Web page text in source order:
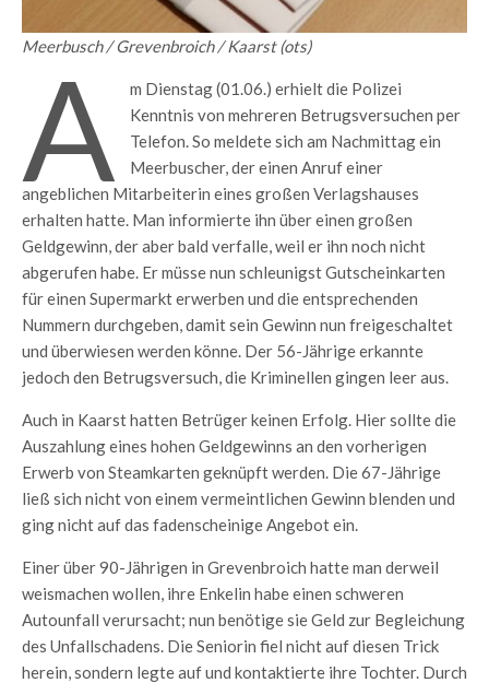
Meerbusch / Grevenbroich / Kaarst (ots)
A
m Dienstag (01.06.) erhielt die Polizei
Kenntnis von mehreren Betrugsversuchen per
Telefon. So meldete sich am Nachmittag ein
Meerbuscher, der einen Anruf einer
angeblichen Mitarbeiterin eines großen Verlagshauses
erhalten hatte. Man informierte ihn über einen großen
Geldgewinn, der aber bald verfalle, weil er ihn noch nicht
abgerufen habe. Er müsse nun schleunigst Gutscheinkarten
für einen Supermarkt erwerben und die entsprechenden
Nummern durchgeben, damit sein Gewinn nun freigeschaltet
und überwiesen werden könne. Der 56-Jährige erkannte
jedoch den Betrugsversuch, die Kriminellen gingen leer aus.
Auch in Kaarst hatten Betrüger keinen Erfolg. Hier sollte die
Auszahlung eines hohen Geldgewinns an den vorherigen
Erwerb von Steamkarten geknüpft werden. Die 67-Jährige
ließ sich nicht von einem vermeintlichen Gewinn blenden und
ging nicht auf das fadenscheinige Angebot ein.
Einer über 90-Jährigen in Grevenbroich hatte man derweil
weismachen wollen, ihre Enkelin habe einen schweren
Autounfall verursacht; nun benötige sie Geld zur Begleichung
des Unfallschadens. Die Seniorin fiel nicht auf diesen Trick
herein, sondern legte auf und kontaktierte ihre Tochter. Durch